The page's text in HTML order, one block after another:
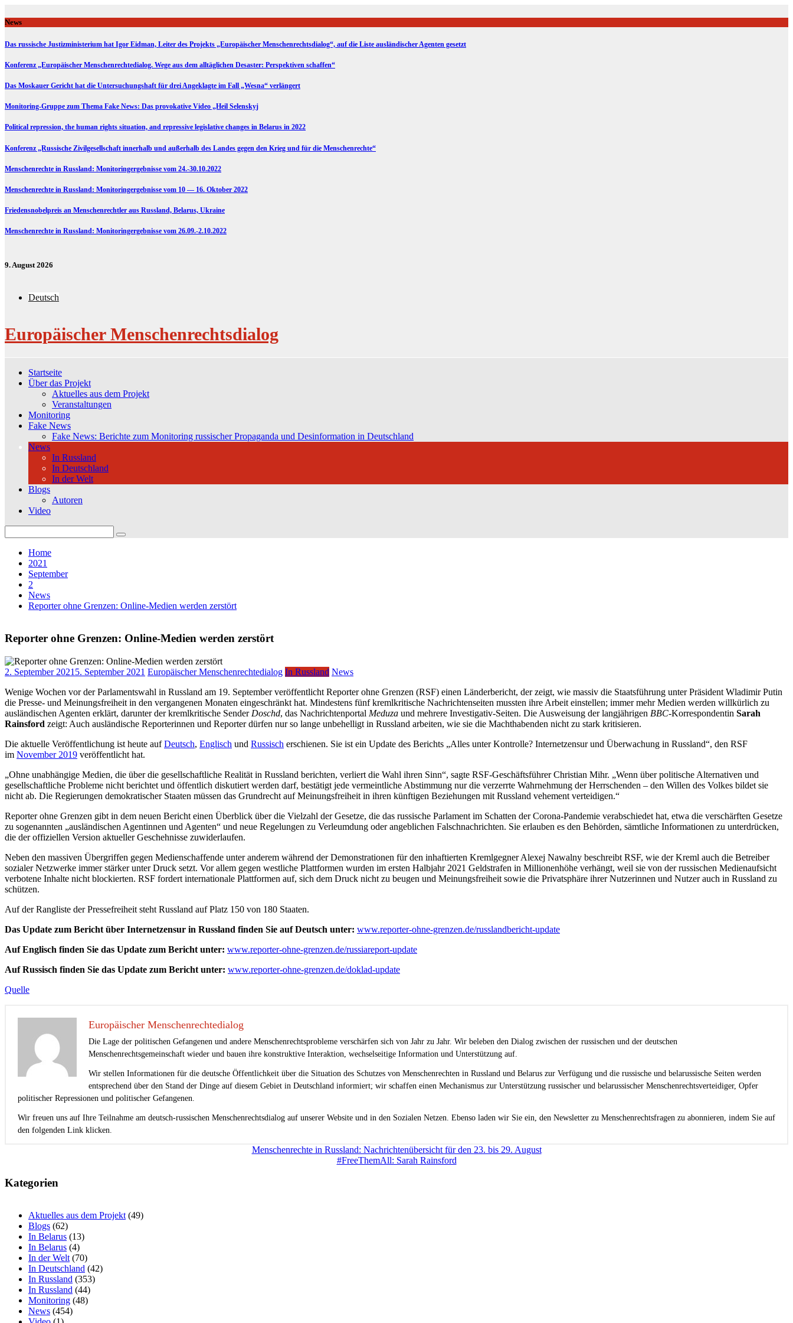
to
content
News
Das russische Justizministerium hat Igor Eidman, Leiter des Projekts „Europäischer Menschenrechtsdialog“, auf die Liste ausländischer Agenten gesetzt
Konferenz „Europäischer Menschenrechtedialog. Wege aus dem alltäglichen Desaster: Perspektiven schaffen“
Das Moskauer Gericht hat die Untersuchungshaft für drei Angeklagte im Fall „Wesna“ verlängert
Monitoring-Gruppe zum Thema Fake News: Das provokative Video „Heil Selenskyj
Political repression, the human rights situation, and repressive legislative changes in Belarus in 2022
Konferenz „Russische Zivilgesellschaft innerhalb und außerhalb des Landes gegen den Krieg und für die Menschenrechte“
Menschenrechte in Russland: Monitoringergebnisse vom 24.-30.10.2022
Menschenrechte in Russland: Monitoringergebnisse vom 10 — 16. Oktober 2022
Friedensnobelpreis an Menschenrechtler aus Russland, Belarus, Ukraine
Menschenrechte in Russland: Monitoringergebnisse vom 26.09.-2.10.2022
9. August 2026
Deutsch
Europäischer Menschenrechtsdialog
Startseite
Über das Projekt
Aktuelles aus dem Projekt
Veranstaltungen
Monitoring
Fake News
Fake News: Berichte zum Monitoring russischer Propaganda und Desinformation in Deutschland
News
In Russland
In Deutschland
In der Welt
Blogs
Autoren
Video
for:
Home
2021
September
2
News
Reporter ohne Grenzen: Online-Medien werden zerstört
Reporter ohne Grenzen: Online-Medien werden zerstört
2. September 2021 5. September 2021 Europäischer Menschenrechtedialog In Russland News
Wenige Wochen vor der Parlamentswahl in Russland am 19. September veröffentlicht Reporter ohne Grenzen (RSF) einen Länderbericht, der zeigt, wie massiv die Staatsführung unter Präsident Wladimir Putin
die Presse- und Meinungsfreiheit in den vergangenen Monaten eingeschränkt hat. Mindestens fünf kremlkritische Nachrichtenseiten mussten ihre Arbeit einstellen; immer mehr Medien werden willkürlich zu
ausländischen Agenten erklärt, darunter der kremlkritische Sender Doschd, das Nachrichtenportal Meduza und mehrere Investigativ-Seiten. Die Ausweisung der langjährigen BBC-Korrespondentin Sarah
Rainsford zeigt: Auch ausländische Reporterinnen und Reporter dürfen nur so lange unbehelligt in Russland arbeiten, wie sie die Machthabenden nicht zu stark kritisieren.
Die aktuelle Veröffentlichung ist heute aufDeutsch, Englisch und Russisch erschienen. Sie ist ein Update des Berichts „Alles unter Kontrolle? Internetzensur und Überwachung in Russland“, den RSF
im November 2019 veröffentlicht hat.
„Ohne unabhängige Medien, die über die gesellschaftliche Realität in Russland berichten, verliert die Wahl ihren Sinn“, sagte RSF-Geschäftsführer Christian Mihr. „Wenn über politische Alternativen und
gesellschaftliche Probleme nicht berichtet und öffentlich diskutiert werden darf, bestätigt jede vermeintliche Abstimmung nur die verzerrte Wahrnehmung der Herrschenden – den Willen des Volkes bildet sie
nicht ab. Die Regierungen demokratischer Staaten müssen das Grundrecht auf Meinungsfreiheit in ihren künftigen Beziehungen mit Russland vehement verteidigen.“
Reporter ohne Grenzen gibt in dem neuen Bericht einen Überblick über die Vielzahl der Gesetze, die das russische Parlament im Schatten der Corona-Pandemie verabschiedet hat, etwa die verschärften Gesetze
zu sogenannten „ausländischen Agentinnen und Agenten“ und neue Regelungen zu Verleumdung oder angeblichen Falschnachrichten. Sie erlauben es den Behörden, sämtliche Informationen zu unterdrücken,
die der offiziellen Version aktueller Geschehnisse zuwiderlaufen.
Neben den massiven Übergriffen gegen Medienschaffende unter anderem während der Demonstrationen für den inhaftierten Kremlgegner Alexej Nawalny beschreibt RSF, wie der Kreml auch die Betreiber
sozialer Netzwerke immer stärker unter Druck setzt. Vor allem gegen westliche Plattformen wurden im ersten Halbjahr 2021 Geldstrafen in Millionenhöhe verhängt, weil sie von der russischen Medienaufsicht
verbotene Inhalte nicht blockierten. RSF fordert internationale Plattformen auf, sich dem Druck nicht zu beugen und Meinungsfreiheit sowie die Privatsphäre ihrer Nutzerinnen und Nutzer auch in Russland zu
schützen.
Auf der Rangliste der Pressefreiheit steht Russland auf Platz 150 von 180 Staaten.
Das Update zum Bericht über Internetzensur in Russland finden Sie auf Deutsch unter: www.reporter-ohne-grenzen.de/russlandbericht-update
Auf Englisch finden Sie das Update zum Bericht unter: www.reporter-ohne-grenzen.de/russiareport-update
Auf Russisch finden Sie das Update zum Bericht unter: www.reporter-ohne-grenzen.de/doklad-update
Quelle
Europäischer Menschenrechtedialog
Die Lage der politischen Gefangenen und andere Menschenrechtsprobleme verschärfen sich von Jahr zu Jahr. Wir beleben den Dialog zwischen der russischen und der deutschen
Menschenrechtsgemeinschaft wieder und bauen ihre konstruktive Interaktion, wechselseitige Information und Unterstützung auf.
Wir stellen Informationen für die deutsche Öffentlichkeit über die Situation des Schutzes von Menschenrechten in Russland und Belarus zur Verfügung und die russische und belarussische Seiten werden
entsprechend über den Stand der Dinge auf diesem Gebiet in Deutschland informiert; wir schaffen einen Mechanismus zur Unterstützung russischer und belarussischer Menschenrechtsverteidiger, Opfer
politischer Repressionen und politischer Gefangenen.
Wir freuen uns auf Ihre Teilnahme am deutsch-russischen Menschenrechtsdialog auf unserer Website und in den Sozialen Netzen. Ebenso laden wir Sie ein, den Newsletter zu Menschenrechtsfragen zu abonnieren, indem Sie auf
den folgenden Link klicken.
Menschenrechte in Russland: Nachrichtenübersicht für den 23. bis 29. August
#FreeThemAll: Sarah Rainsford
Kategorien
Aktuelles aus dem Projekt (49)
Blogs (62)
In Belarus (13)
In Belarus (4)
In der Welt (70)
In Deutschland (42)
In Russland (353)
In Russland (44)
Monitoring (48)
News (454)